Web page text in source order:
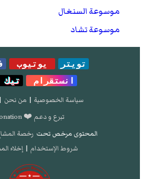
موسوعة السنغال
موسوعة تشاد
تويتر يوتيوب
انستقرام
تيك
سياسة الخصوصية | من نحن |
تبرع و دعم ❤️ donation
المحتوى مرخص تحت رخصة المشاع
شروط الإستخدام | إخلاء